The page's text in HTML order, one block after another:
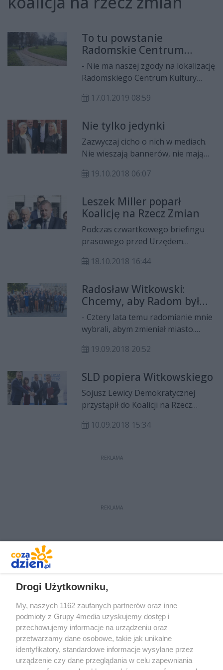
To tu powstanie
Radomskie Centrum
Kultury?
- Nie ma naszej zgody na lokalizację
Radomskiego Centrum Kultury
radni Prawa i Sprawiedliwości. I
podpisywał umowy na koncepcję
architektoniczną obiektu dopóty,
dopóki nie zostaną ogłoszone
konsultacje społeczne w sprawie
lokalizacji.
17.01.2019 08:59
Nie tylko jedynki
Zazwyczaj cicho o nich w mediach.
Nie wieszają bannerów, nie mają
dysponują tysiącami ulotek. O kim
miejsc na listach wyborczych. W
środę (17 października) swoją
konferencję w formie śniadania
prasowego zorganizowali właśnie
tacy kandydaci z KWW Koalicja na
Rzecz Zmian Radosława
wyborcze oceniane są słabiej, to oni
nie tracą zapału. Nie jesteśmy
zapchajdziurami list – zapewniają!
19.10.2018 06:07
Leszek Miller poparł
Koalicję na Rzecz Zmian
Podczas czwartkowego briefingu
prasowego przed Urzędem
do kandydatów starających się o
przede wszystkim potrzeb
mieszkańców Radomia.
18.10.2018 16:44
Radosław Witkowski:
Chcemy, aby Radom był
przyjazny
- Cztery lata temu radomianie mnie
wybrali, abym zmieniał miasto.
zmiany i dalej rozwijać Radom -
podczas prezentacji kandydatów do
Rady Miejskiej z Komitetu
Wyborczego Wyborców Radosława
Witkowskiego "Koalicja na Rzecz
Zmian".
19.09.2018 20:52
SLD popiera Witkowskiego
Sojusz Lewicy Demokratycznej
przystąpił do Koalicji na Rzecz
samorządowych pójdzie wspólnie z
Nowoczesną. Jednocześnie Marcin
Witkowskiego.
10.09.2018 15:34
REKLAMA
REKLAMA
Drogi Użytkowniku,
My, naszych 1162 zaufanych partnerów oraz inne
podmioty z Grupy 4media uzyskujemy dostęp i
przechowujemy informacje na urządzeniu oraz
przetwarzamy dane osobowe, takie jak unikalne
identyfikatory, standardowe informacje wysyłane przez
urządzenie czy dane przeglądania w celu zapewniania